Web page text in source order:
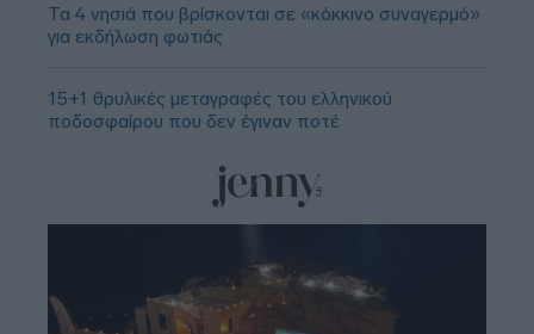
Τα 4 νησιά που βρίσκονται σε «κόκκινο συναγερμό»
για εκδήλωση φωτιάς
15+1 θρυλικές μεταγραφές του ελληνικού
ποδοσφαίρου που δεν έγιναν ποτέ